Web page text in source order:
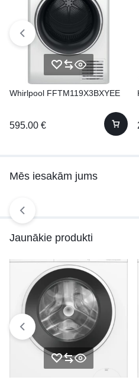
Whirlpool FFTM119X3BXYEE
595.00 €
Mēs iesakām jums
Jaunākie produkti